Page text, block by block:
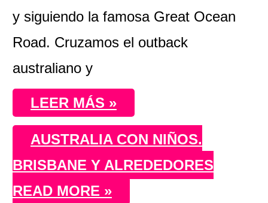
y siguiendo la famosa Great Ocean
Road. Cruzamos el outback
australiano y
LEER MÁS »
AUSTRALIA CON NIÑOS.
BRISBANE Y ALREDEDORES
READ MORE »